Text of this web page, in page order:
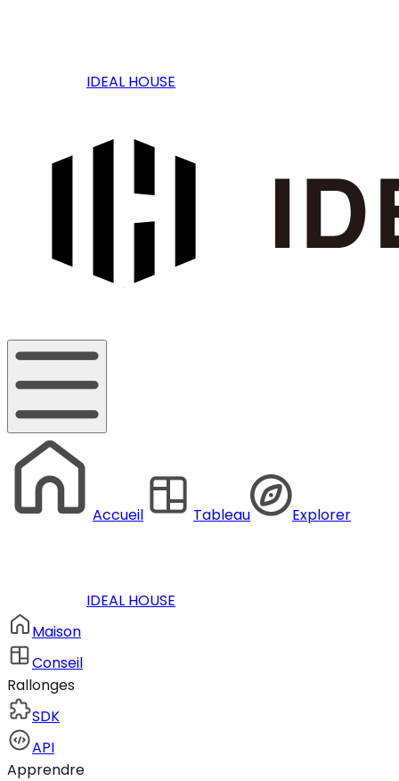
IDEAL HOUSE
Accueil Tableau Explorer
IDEAL HOUSE
Maison
Conseil
Rallonges
SDK
API
Apprendre